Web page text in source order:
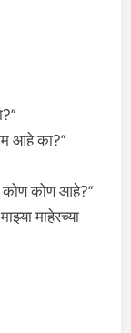
आहे का?”
कोण कोण आहे?”
माहेरच्या